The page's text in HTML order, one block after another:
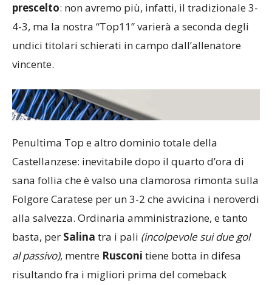
prescelto: non avremo più, infatti, il tradizionale 3-
4-3, ma la nostra “Top11” varierà a seconda degli
undici titolari schierati in campo dall’allenatore
vincente.
Penultima Top e altro dominio totale della
Castellanzese: inevitabile dopo il quarto d’ora di
sana follia che è valso una clamorosa rimonta sulla
Folgore Caratese per un 3-2 che avvicina i neroverdi
alla salvezza. Ordinaria amministrazione, e tanto
basta, per Salina tra i pali (incolpevole sui due gol
al passivo), mentre Rusconi tiene botta in difesa
risultando fra i migliori prima del comeback